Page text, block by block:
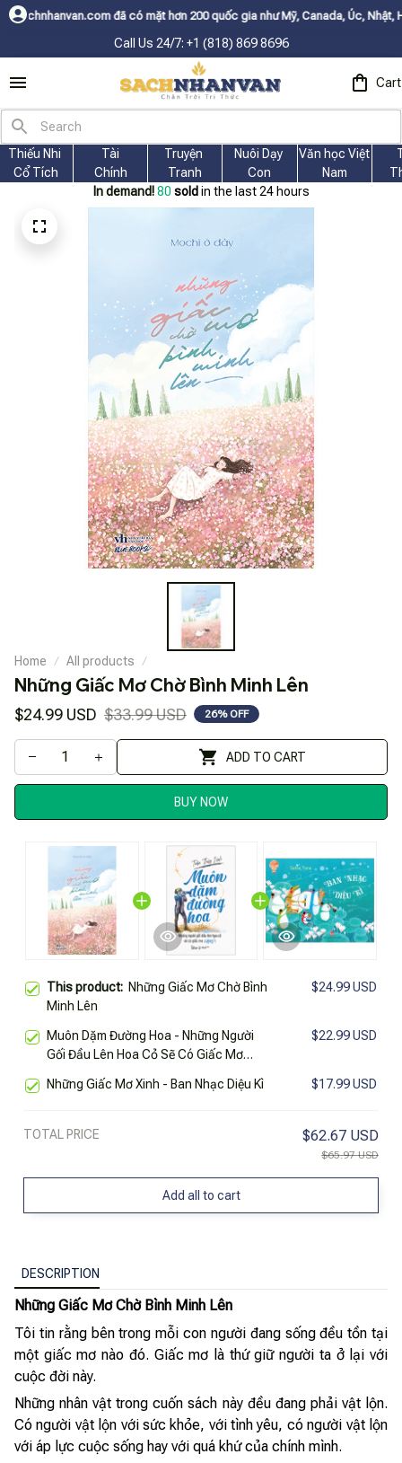
có mặt hơn 200 quốc gia như Mỹ, Canada, Úc, Nhật, Hàn, và các nước
Call Us 24/7: +1 (818) 869 8696
Cart
Thiếu Nhi
Cổ Tích
Tài
Chính
Truyện
Tranh
Nuôi Dạy
Con
Văn học Việt
Nam
In demand! 80 sold in the last 24 hours
Home All products
Những Giấc Mơ Chờ Bình Minh Lên
$24.99 USD $33.99 USD 26% OFF
ADD TO CART
BUY NOW
This product: Những Giấc Mơ Chờ Bình
Minh Lên
$24.99 USD
Muôn Dặm Đường Hoa - Những Người
Gối Đầu Lên Hoa Cỏ Sẽ Có Giấc Mơ
$22.99 USD
Những Giấc Mơ Xinh - Ban Nhạc Diệu Kì $17.99 USD
TOTAL PRICE $62.67 USD
$65.97 USD
Add all to cart
DESCRIPTION
Những Giấc Mơ Chờ Bình Minh Lên
Tôi tin rằng bên trong mỗi con người đang sống đều tồn tại
một giấc mơ nào đó. Giấc mơ là thứ giữ người ta ở lại với
cuộc đời này.
Những nhân vật trong cuốn sách này đều đang phải vật lộn.
Có người vật lộn với sức khỏe, với tình yêu, có người vật lộn
với áp lực cuộc sống hay với quá khứ của chính mình.